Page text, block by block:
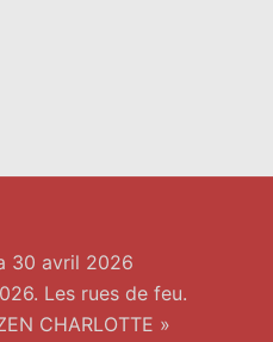
30 avril 2026
Les rues de feu.
CHARLOTTE »